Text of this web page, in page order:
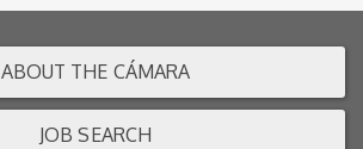
ABOUT THE CÁMARA
JOB SEARCH